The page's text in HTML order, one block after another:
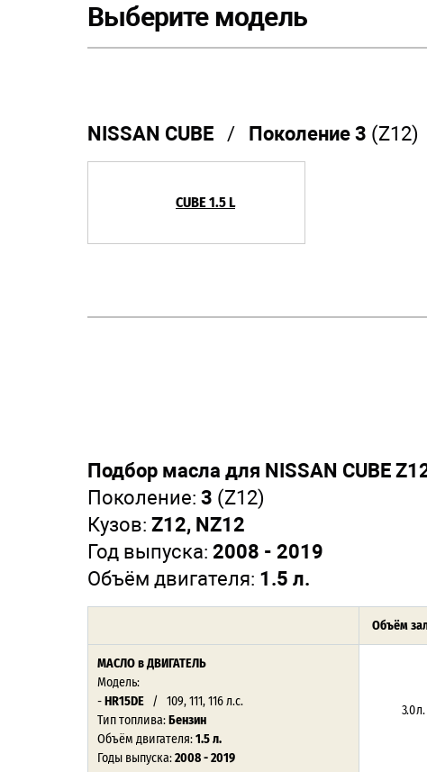
Выберите модель
NISSAN CUBE / Поколение 3
CUBE 1.5 L
Подбор масла для NISSAN CUBE
Поколение: 3 (Z12)
Кузов: Z12, NZ12
Год выпуска: 2008 - 2019
Объём двигателя: 1.5 л.
Объём
МАСЛО в ДВИГАТЕЛЬ
Модель:
-HR15DE / 109, 111, 116 л.с.
Тип топлива:Бензин
Объём двигателя:1.5 л.
Годы выпуска:2008 - 2019
3.0 л.